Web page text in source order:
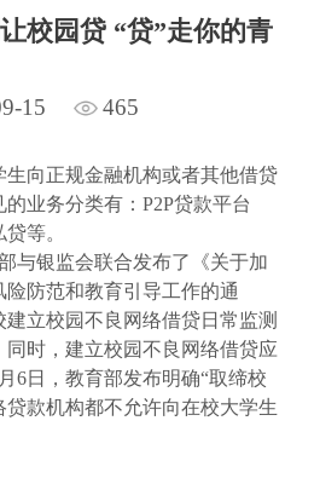
校园贷 “贷”走你的青
15 465
生向正规金融机构或者其他借贷
业务分类有：P2P贷款平台
等。
与银监会联合发布了《关于加
防范和教育引导工作的通
立校园不良网络借贷日常监测
时，建立校园不良网络借贷应
6日，教育部发布明确“取缔校
贷款机构都不允许向在校大学生